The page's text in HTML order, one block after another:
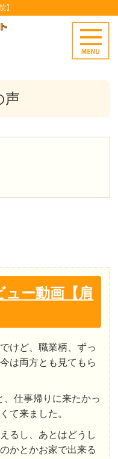
】
声
ー動画【肩
けど、職業柄、ずっ
は両方とも見てもら
仕事帰りに来たかっ
て来ました。
るし、あとはどうし
かとかお家で出来る